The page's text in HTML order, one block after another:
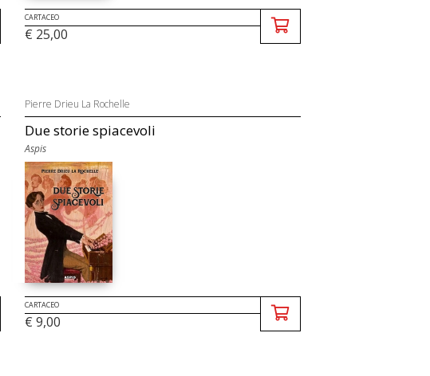
CARTACEO
€ 25,00
Pierre Drieu La Rochelle
Due storie spiacevoli
Aspis
CARTACEO
€ 9,00